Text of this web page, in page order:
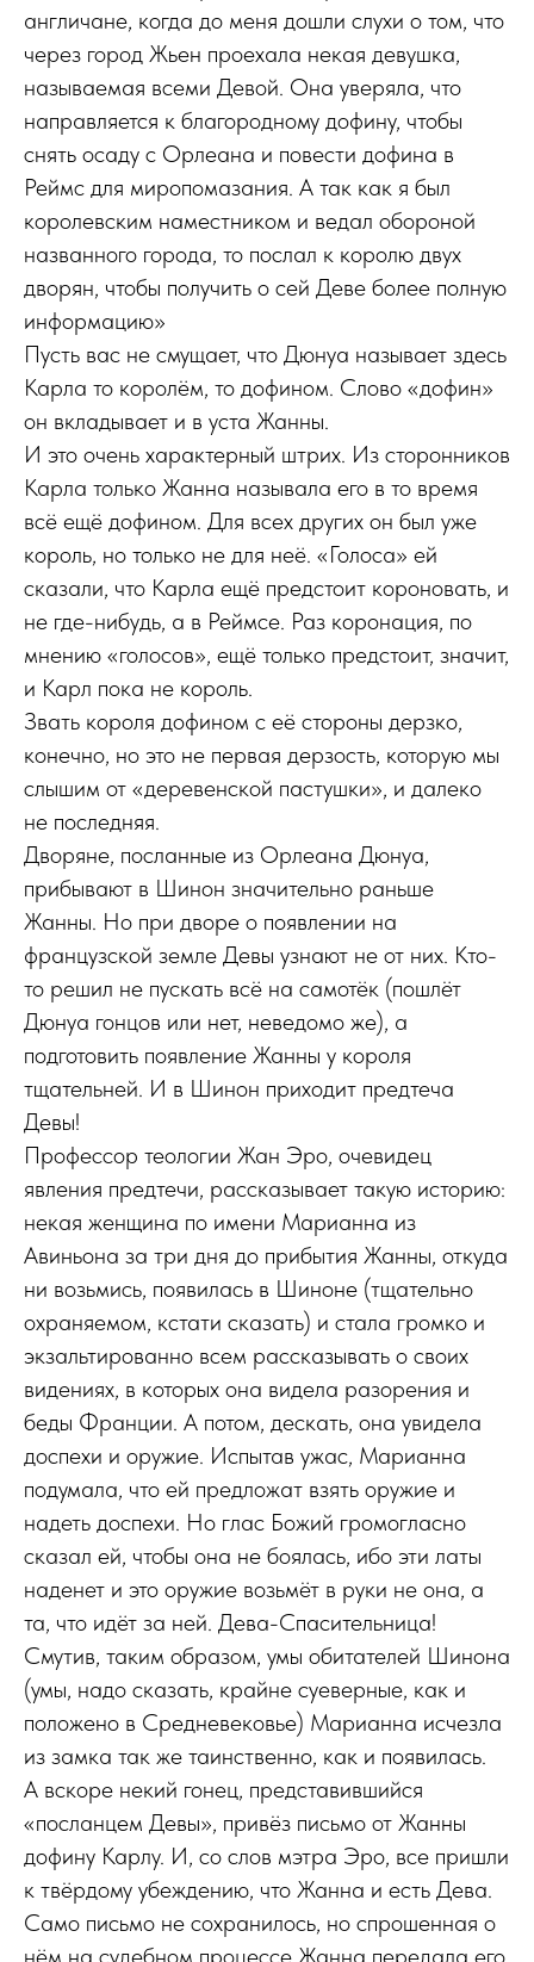
англичане, когда до меня дошли слухи о том, что
через город Жьен проехала некая девушка,
называемая всеми Девой. Она уверяла, что
направляется к благородному дофину, чтобы
снять осаду с Орлеана и повести дофина в
Реймс для миропомазания. А так как я был
королевским наместником и ведал обороной
названного города, то послал к королю двух
дворян, чтобы получить о сей Деве более полную
информацию»
Пусть вас не смущает, что Дюнуа называет здесь
Карла то королём, то дофином. Слово «дофин»
он вкладывает и в уста Жанны.
И это очень характерный штрих. Из сторонников
Карла только Жанна называла его в то время
всё ещё дофином. Для всех других он был уже
король, но только не для неё. «Голоса» ей
сказали, что Карла ещё предстоит короновать, и
не где-нибудь, а в Реймсе. Раз коронация, по
мнению «голосов», ещё только предстоит, значит,
и Карл пока не король.
Звать короля дофином с её стороны дерзко,
конечно, но это не первая дерзость, которую мы
слышим от «деревенской пастушки», и далеко
не последняя.
Дворяне, посланные из Орлеана Дюнуа,
прибывают в Шинон значительно раньше
Жанны. Но при дворе о появлении на
французской земле Девы узнают не от них. Кто-
то решил не пускать всё на самотёк (пошлёт
Дюнуа гонцов или нет, неведомо же), а
подготовить появление Жанны у короля
тщательней. И в Шинон приходит предтеча
Девы!
Профессор теологии Жан Эро, очевидец
явления предтечи, рассказывает такую историю:
некая женщина по имени Марианна из
Авиньона за три дня до прибытия Жанны, откуда
ни возьмись, появилась в Шиноне (тщательно
охраняемом, кстати сказать) и стала громко и
экзальтированно всем рассказывать о своих
видениях, в которых она видела разорения и
беды Франции. А потом, дескать, она увидела
доспехи и оружие. Испытав ужас, Марианна
подумала, что ей предложат взять оружие и
надеть доспехи. Но глас Божий громогласно
сказал ей, чтобы она не боялась, ибо эти латы
наденет и это оружие возьмёт в руки не она, а
та, что идёт за ней. Дева-Спасительница!
Смутив, таким образом, умы обитателей Шинона
(умы, надо сказать, крайне суеверные, как и
положено в Средневековье) Марианна исчезла
из замка так же таинственно, как и появилась.
А вскоре некий гонец, представившийся
«посланцем Девы», привёз письмо от Жанны
дофину Карлу. И, со слов мэтра Эро, все пришли
к твёрдому убеждению, что Жанна и есть Дева.
Само письмо не сохранилось, но спрошенная о
нём на судебном процессе Жанна передала его